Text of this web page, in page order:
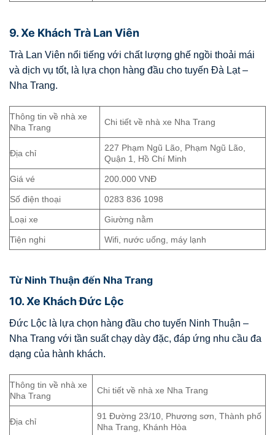
9. Xe Khách Trà Lan Viên
Trà Lan Viên nổi tiếng với chất lượng ghế ngồi thoải mái
và dịch vụ tốt, là lựa chọn hàng đầu cho tuyến Đà Lạt –
Nha Trang.
Thông tin về nhà xe
Nha Trang
Chi tiết về nhà xe Nha Trang
Địa chỉ
227 Phạm Ngũ Lão, Phạm Ngũ Lão,
Quận 1, Hồ Chí Minh
Giá vé 200.000 VNĐ
Số điện thoại 0283 836 1098
Loại xe Giường nằm
Tiện nghi Wifi, nước uống, máy lạnh
Từ Ninh Thuận đến Nha Trang
10. Xe Khách Đức Lộc
Đức Lộc là lựa chọn hàng đầu cho tuyến Ninh Thuận –
Nha Trang với tần suất chạy dày đặc, đáp ứng nhu cầu đa
dạng của hành khách.
Thông tin về nhà xe
Nha Trang
Chi tiết về nhà xe Nha Trang
Địa chỉ
91 Đường 23/10, Phương sơn, Thành phố
Nha Trang, Khánh Hòa